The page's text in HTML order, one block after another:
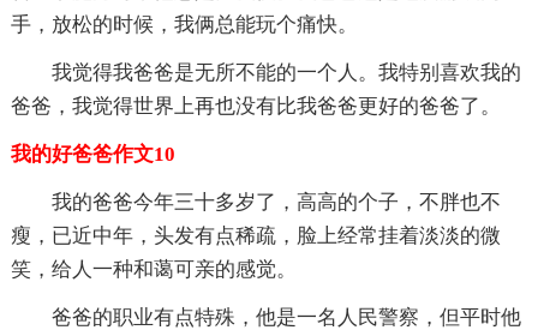
手，放松的时候，我俩总能玩个痛快。
我觉得我爸爸是无所不能的一个人。我特别喜欢我的
爸爸，我觉得世界上再也没有比我爸爸更好的爸爸了。
我的好爸爸作文10
我的爸爸今年三十多岁了，高高的个子，不胖也不
瘦，已近中年，头发有点稀疏，脸上经常挂着淡淡的微
笑，给人一种和蔼可亲的感觉。
爸爸的职业有点特殊，他是一名人民警察，但平时他